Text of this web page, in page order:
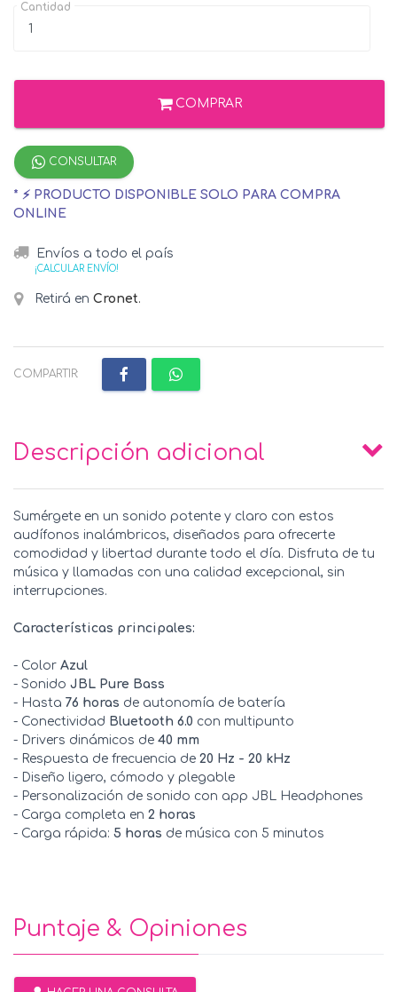
Cantidad
COMPRAR
CONSULTAR
* ⚡ PRODUCTO DISPONIBLE SOLO PARA COMPRA
ONLINE
Envíos a todo el país
¡CALCULAR ENVÍO!
Retirá en Cronet.
COMPARTIR:
Descripción adicional
Sumérgete en un sonido potente y claro con estos
audífonos inalámbricos, diseñados para ofrecerte
comodidad y libertad durante todo el día. Disfruta de tu
música y llamadas con una calidad excepcional, sin
interrupciones.
Características principales:
- Color Azul
- Sonido JBL Pure Bass
- Hasta 76 horas de autonomía de batería
- Conectividad Bluetooth 6.0 con multipunto
- Drivers dinámicos de 40 mm
- Respuesta de frecuencia de 20 Hz - 20 kHz
- Diseño ligero, cómodo y plegable
- Personalización de sonido con app JBL Headphones
- Carga completa en 2 horas
- Carga rápida: 5 horas de música con 5 minutos
Puntaje & Opiniones